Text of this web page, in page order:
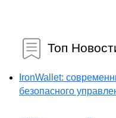
Топ
IronWallet:
безопасного